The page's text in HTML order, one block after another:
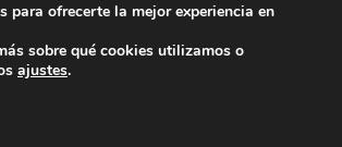
FAMOSOS BIO FAQ
para ofrecerte la mejor experiencia en
sobre qué cookies utilizamos o
ajustes.